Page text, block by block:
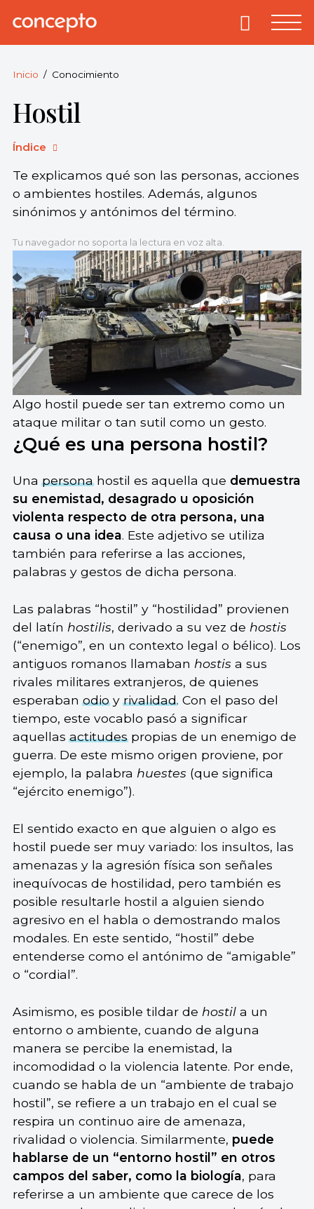
Concepto.
derechos
reservados.
Primary
Inicio Conocimiento
Hostil
Índice
Te explicamos qué son las personas, acciones
o ambientes hostiles. Además, algunos
sinónimos y antónimos del término.
Tu navegador no soporta la lectura en voz alta.
Algo hostil puede ser tan extremo como un
ataque militar o tan sutil como un gesto.
¿Qué es una persona hostil?
Unapersonahostil es aquella que demuestra
su enemistad, desagrado u oposición
violenta respecto de otra persona, una
causa o una idea. Este adjetivo se utiliza
también para referirse a las acciones,
palabras y gestos de dicha persona.
Las palabras “hostil” y “hostilidad” provienen
del latín hostilis, derivado a su vez de hostis
(“enemigo”, en un contexto legal o bélico). Los
antiguos romanos llamaban hostis a sus
rivales militares extranjeros, de quienes
esperabanodioyrivalidad. Con el paso del
tiempo, este vocablo pasó a significar
aquellasactitudespropias de un enemigo de
guerra. De este mismo origen proviene, por
ejemplo, la palabra huestes (que significa
“ejército enemigo”).
El sentido exacto en que alguien o algo es
hostil puede ser muy variado: los insultos, las
amenazas y la agresión física son señales
inequívocas de hostilidad, pero también es
posible resultarle hostil a alguien siendo
agresivo en el habla o demostrando malos
modales. En este sentido, “hostil” debe
entenderse como el antónimo de “amigable”
o “cordial”.
Asimismo, es posible tildar de hostila un
entorno o ambiente, cuando de alguna
manera se percibe la enemistad, la
incomodidad o la violencia latente. Por ende,
cuando se habla de un “ambiente de trabajo
hostil”, se refiere a un trabajo en el cual se
respira un continuo aire de amenaza,
rivalidad o violencia. Similarmente, puede
hablarse de un “entorno hostil” en otros
campos del saber, como la biología, para
referirse a un ambiente que carece de los